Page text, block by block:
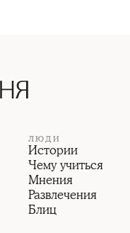
ЛЮДИ
Истории
Чему учиться
Мнения
Развлечения
Блиц